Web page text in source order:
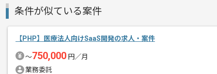
スキルに不安がある方へ
上記に似た経験やスキルをお持ちであれば申
条件が似ている案件
【PHP】医療法人向けSaaS開発の求人・案件
〜750,000 円／月
業務委託